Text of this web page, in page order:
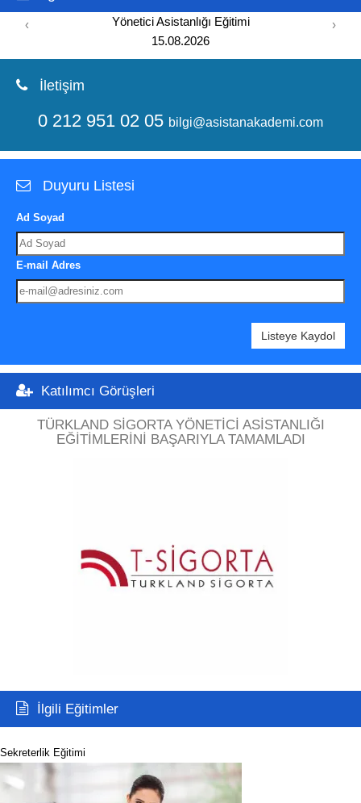
Yönetici Asistanlığı Eğitimi
15.08.2026
‹ ›
İletişim
0 212 951 02 05 bilgi@asistanakademi.com
Duyuru Listesi
Ad Soyad
E-mail Adres
Listeye Kaydol
Katılımcı Görüşleri
TÜRKLAND SIGORTA YÖNETICI ASISTANLIĞI
EĞITIMLERINI BAŞARIYLA TAMAMLADI
İlgili Eğitimler
Sekreterlik Eğitimi